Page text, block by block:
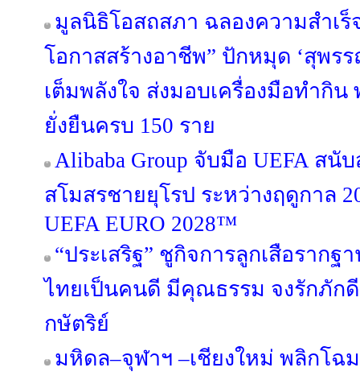
มูลนิธิโอสถสภา ฉลองความสำเร็
โอกาสสร้างอาชีพ” ปักหมุด ‘สุพร
เต็มพลังใจ ส่งมอบเครื่องมือทำกิ
ยั่งยืนครบ 150 ราย
Alibaba Group จับมือ UEFA ส
สโมสรชายยุโรป ระหว่างฤดูกาล
UEFA EURO 2028™
“ประเสริฐ” ชูกิจการลูกเสือราก
ไทยเป็นคนดี มีคุณธรรม จงรักภัก
กษัตริย์
มหิดล–จุฬาฯ –เชียงใหม่ พลิกโฉ